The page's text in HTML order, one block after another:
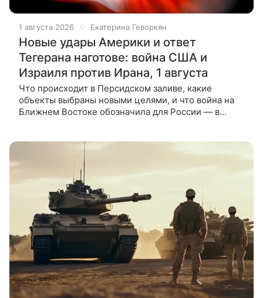
1 августа 2026 Екатерина Геворкян
Новые удары Америки и ответ
Тегерана наготове: война США и
Израиля против Ирана, 1 августа
Что происходит в Персидском заливе, какие
объекты выбраны новыми целями, и что война на
Ближнем Востоке обозначила для России — в